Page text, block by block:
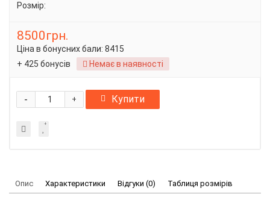
Розмір:
8500грн.
Ціна в бонусних бали: 8415
+ 425 бонусів
Немає в наявності
+
- Купити
Опис Характеристики Відгуки (0) Таблиця розмірів